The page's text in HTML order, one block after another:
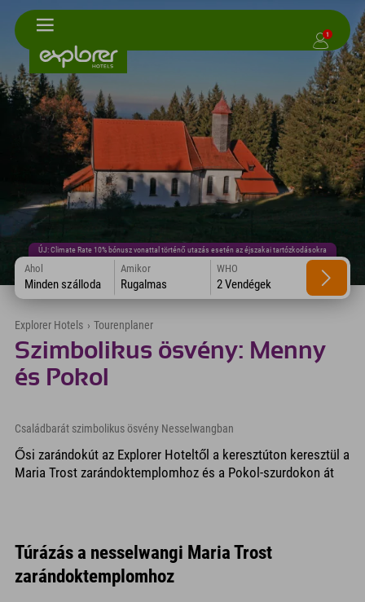
1
ÚJ: Climate Rate 10% bónusz vonattal történő utazás esetén az éjszakai tartózkodásokra
Ahol
Minden szálloda
Amikor
Rugalmas
WHO
2 Vendégek
Explorer Hotels › Tourenplaner
Szimbolikus ösvény: Menny
és Pokol
Családbarát szimbolikus ösvény Nesselwangban
Ősi zarándokút az Explorer Hoteltől a keresztúton keresztül a
Maria Trost zarándoktemplomhoz és a Pokol-szurdokon át
Túrázás a nesselwangi Maria Trost
zarándoktemplomhoz